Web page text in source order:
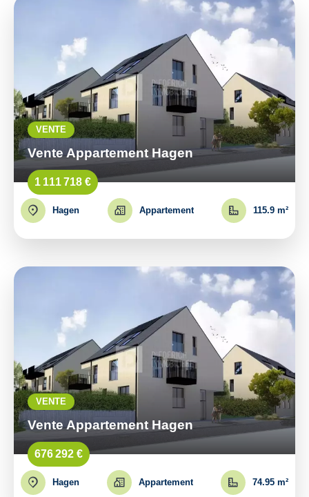
VENTE
Vente Appartement Hagen
1 111 718 €
Hagen Appartement 115.9 m²
VENTE
Vente Appartement Hagen
676 292 €
Hagen Appartement 74.95 m²